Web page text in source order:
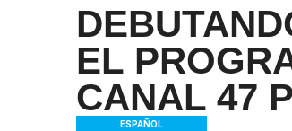
EL
CANAL 47
ESPAÑOL